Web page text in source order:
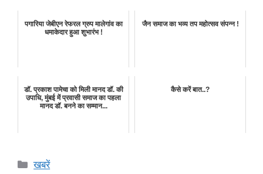
पगारिया जेबीएन रेफरल ग्रुप मालेगांव का
धमाकेदार हुआ शुभारंभ !
जैन समाज का भव्य तप महोत्सव संपन्न !
डॉ. प्रकाश पामेचा को मिली मानद डॉ. की
उपाधि, मुंबई में प्रवासी समाज का पहला
मानद डॉ. बनने का सम्मान...
कैसे करें बात..?
Categories
खबरें